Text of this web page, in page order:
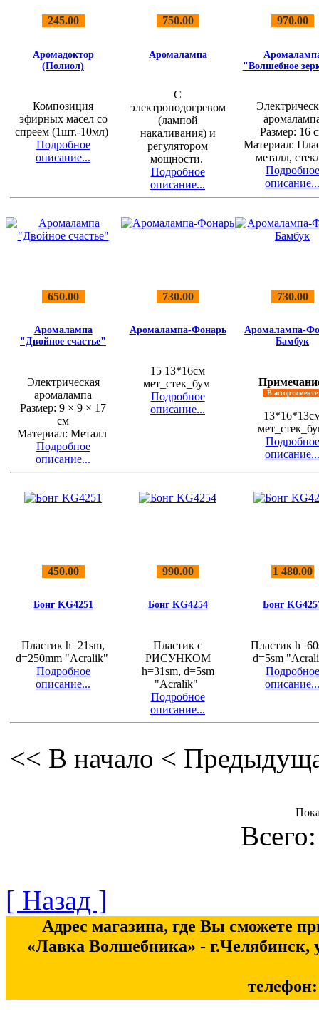
245.00
Аромадоктор
(Полиол)
Композиция
эфирных масел со
спреем (1шт.-10мл)
Подробное
описание...
750.00
Аромалампа
С
электроподогревом
(лампой
накаливания) и
регулятором
мощности.
Подробное
описание...
970.00
"Волшебное
Размер: 16
Материал:
металл,
Подробное
650.00
Аромалампа
"Двойное счастье"
Электрическая
аромалампа
Размер: 9 × 9 × 17
см
Материал: Металл
Подробное
описание...
730.00
Аромалампа-Фонарь
15 13*16см
мет_стек_бум
Подробное
описание...
730.00
Аромалампа-
Бамбук
В
Подробное
450.00
Бонг KG4251
Пластик h=21sm,
d=250mm "Acralik"
Подробное
описание...
990.00
Бонг KG4254
Пластик с
РИСУНКОМ
h=31sm, d=5sm
"Acralik"
Подробное
описание...
1 480.00
Бонг
Пластик
d=5sm
Подробное
<< В начало <
[ Назад ]
Адрес магазина, где Вы сможете
«Лавка Волшебника» - г.Челябинск,